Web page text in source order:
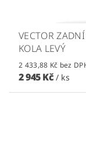
VECTOR
KOLA LEVÝ
2 433,88 Kč bez
2 945 Kč / ks